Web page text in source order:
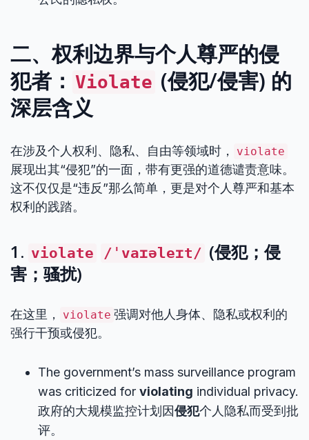
二、权利边界与个人尊严的侵
犯者： Violate (侵犯/侵害) 的
深层含义
在涉及个人权利、隐私、自由等领域时， violate
展现出其“侵犯”的一面，带有更强的道德谴责意味。
这不仅仅是“违反”那么简单，更是对个人尊严和基本
权利的践踏。
1. violate /ˈvaɪəleɪt/ (侵犯；侵
害；骚扰)
在这里， violate 强调对他人身体、隐私或权利的
强行干预或侵犯。
The government’s mass surveillance program
was criticized for violating individual privacy.
政府的大规模监控计划因侵犯个人隐私而受到批
评。